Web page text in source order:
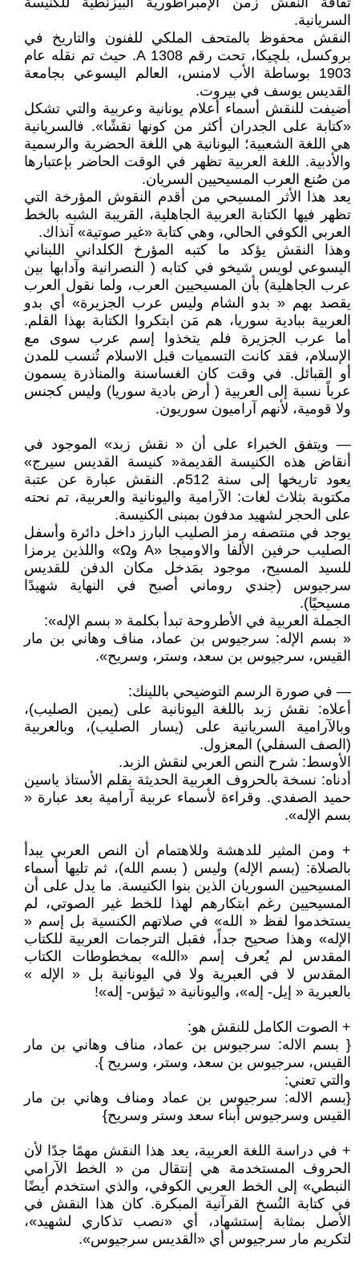
السريانية.
النقش محفوظ بالمتحف الملكي للفنون والتاريخ في
بروكسل، بلچيكا، تحت رقم A 1308. حيث تم نقله عام
1903 بوساطة الأب لامنس، العالم اليسوعي بجامعة
القديس يوسف في بيروت.
أضيفت للنقش أسماء أعلام يونانية وعربية والتي تشكل
«كتابة على الجدران أكثر من كونها نقشًا». فالسريانية
هي اللغة الشعبية؛ اليونانية هي اللغة الحضرية والرسمية
والأدبية. اللغة العربية تظهر في الوقت الحاضر بإعتبارها
من صُنع العرب المسيحيين السريان.
يعد هذا الأثر المسيحي من أقدم النقوش المؤرخة التي
تظهر فيها الكتابة العربية الجاهلية، القريبة الشبه بالخط
العربي الكوفي الحالي، وهي كتابة «غير صوتية» آنذاك.
وهذا النقش يؤكد ما كتبه المؤرخ الكلداني اللبناني
اليسوعي لويس شيخو في كتابه ( النصرانية وآدابها بين
عرب الجاهلية) بأن المسيحيين العرب، ولما نقول العرب
يقصد بهم « بدو الشام وليس عرب الجزيرة» أي بدو
العربية ببادية سوريا، هم مَن ابتكروا الكتابة بهذا القلم.
أما عرب الجزيرة فلم يتخذوا إسم عرب سوى مع
الإسلام، فقد كانت التسميات قبل الاسلام تُنسب للمدن
أو القبائل. في وقت كان الغساسنة والمناذرة يسمون
عرباً نسبة إلى العربية ( أرض بادية سوريا) وليس كجنس
ولا قومية، لأنهم آراميون سوريون.
— ويتفق الخبراء على أن « نقش زبد» الموجود في
أنقاض هذه الكنيسة القديمة« كنيسة القديس سيرج»
يعود تاريخها إلى سنة 512م. النقش عبارة عن عتبة
مكتوبة بثلاث لغات: الآرامية واليونانية والعربية، تم نحته
على الحجر لشهيد مدفون بمبنى الكنيسة.
يوجد في منتصفه رمز الصليب البارز داخل دائرة وأسفل
الصليب حرفين الألفا والاوميجا «A وΩ» واللذين يرمزا
للسيد المسيح، موجود بمَدخل مكان الدفن للقديس
سرجيوس (جندي روماني أصبح في النهاية شهيدًا
مسيحيًا).
الجملة العربية في الأطروحة تبدأ بكلمة « بسم الإله»:
« بسم الإله: سرجيوس بن عماد، مناف وهاني بن مار
القيس، سرجيوس بن سعد، وستر، وسريح».
— في صورة الرسم التوضيحي باللينك:
أعلاه: نقش زبد باللغة اليونانية على (يمين الصليب)،
وبالآرامية السريانية على (يسار الصليب)، وبالعربية
(الصف السفلي) المعزول.
الأوسط: شرح النص العربي لنقش الزبد.
أدناه: نسخة بالحروف العربية الحديثة بقلم الأستاذ ياسين
حميد الصفدي. وقراءة لأسماء عربية آرامية بعد عبارة «
بسم الإله».
+ ومن المثير للدهشة وللاهتمام أن النص العربي يبدأ
بالصلاة: (بسم الإله) وليس ( بسم الله)، ثم تليها أسماء
المسيحيين السوريان الذين بنوا الكنيسة. ما يدل على أن
المسيحيين رغم ابتكارهم لهذا للخط غير الصوتي، لم
يستخدموا لفظ « الله» في صلاتهم الكنسية بل إسم «
الإله» وهذا صحيح جداً، فقبل الترجمات العربية للكتاب
المقدس لم يُعرف إسم «الله» بمخطوطات الكتاب
المقدس لا في العبرية ولا في اليونانية بل « الإله »
بالعبرية « إيل- إله»، واليونانية « ثيؤس- إله»!
+ الصوت الكامل للنقش هو:
{ بسم الاله: سرجيوس بن عماد، مناف وهاني بن مار
القيس، سرجيوس بن سعد، وستر، وسريح }.
والتي تعني:
{بسم الاله: سرجيوس بن عماد ومناف وهاني بن مار
القيس وسرجيوس أبناء سعد وستر وسريح}
+ في دراسة اللغة العربية، يعد هذا النقش مهمًا جدًا لأن
الحروف المستخدمة هي إنتقال من « الخط الآرامي
النبطي» إلى الخط العربي الكوفي، والذي استخدم أيضًا
في كتابة النُسخ القرآنية المبكرة. كان هذا النقش في
الأصل بمثابة إستشهاد، أي «نصب تذكاري لشهيد»،
لتكريم مار سرجيوس أي «القديس سرجيوس».